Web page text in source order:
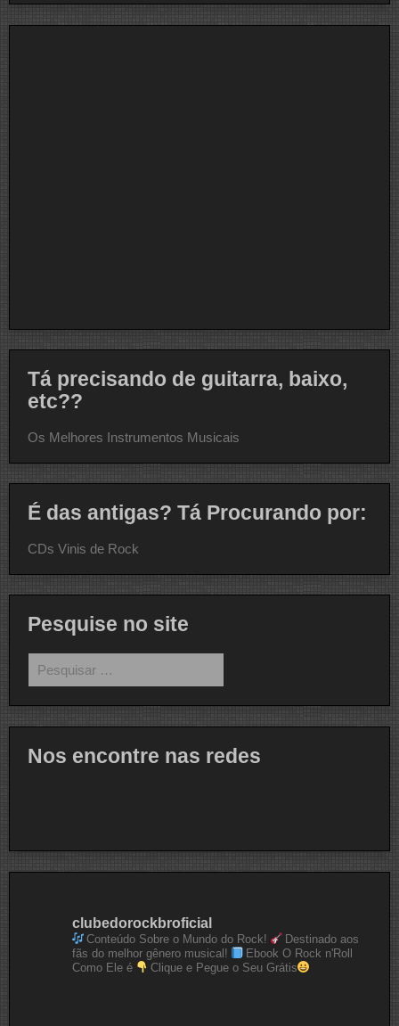
Tá precisando de guitarra, baixo,
etc??
Os Melhores Instrumentos Musicais
É das antigas? Tá Procurando por:
CDs Vinis de Rock
Pesquise no site
por:
Nos encontre nas redes
clubedorockbroficial
Conteúdo Sobre o Mundo do Rock!
Destinado aos
fãs do melhor gênero musical!
Ebook O Rock n'Roll
Como Ele é
Clique e Pegue o Seu Grátis